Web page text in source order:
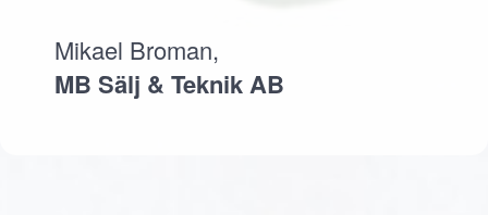
Mikael Broman,
MB Sälj & Teknik AB